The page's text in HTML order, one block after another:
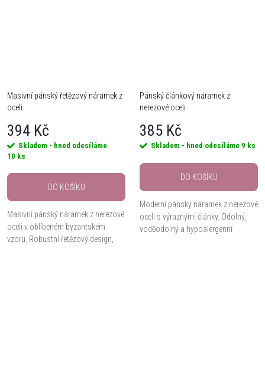
Masivní pánský řetězový náramek z
oceli
394 Kč
Skladem - hned odesíláme
10 ks
DO KOŠÍKU
Masivní pánský náramek z nerezové
oceli v oblíbeném byzantském
vzoru. Robustní řetězový design,
Pánský článkový náramek z
nerezové oceli
385 Kč
Skladem - hned odesíláme 9 ks
DO KOŠÍKU
Moderní pánský náramek z nerezové
oceli s výraznými články. Odolný,
voděodolný a hypoalergenní